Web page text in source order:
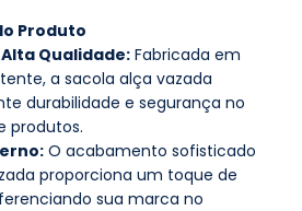
Produto
Qualidade: Fabricada em
a sacola alça vazada
durabilidade e segurança no
produtos.
O acabamento sofisticado
proporciona um toque de
sua marca no